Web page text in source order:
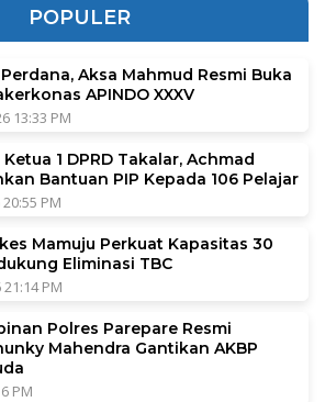
POPULER
Aksa Mahmud Resmi Buka
APINDO XXXV
13:33 PM
1 DPRD Takalar, Achmad
Bantuan PIP Kepada 106 Pelajar
PM
Mamuju Perkuat Kapasitas 30
Eliminasi TBC
PM
Polres Parepare Resmi
Mahendra Gantikan AKBP
PM